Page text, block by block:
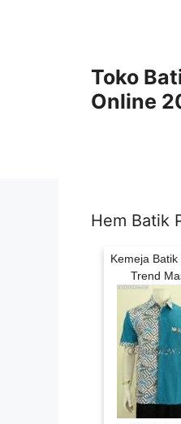
Toko
Online
Hem Batik
Kemeja Batik
Trend